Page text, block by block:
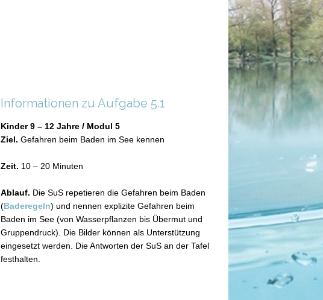
Informationen zu Aufgabe 5.1
Kinder 9 – 12 Jahre / Modul 5
Ziel. Gefahren beim Baden im See kennen
Zeit. 10 – 20 Minuten
Ablauf. Die SuS repetieren die Gefahren beim Baden
(Baderegeln) und nennen explizite Gefahren beim
Baden im See (von Wasserpflanzen bis Übermut und
Gruppendruck). Die Bilder können als Unterstützung
eingesetzt werden. Die Antworten der SuS an der Tafel
festhalten.